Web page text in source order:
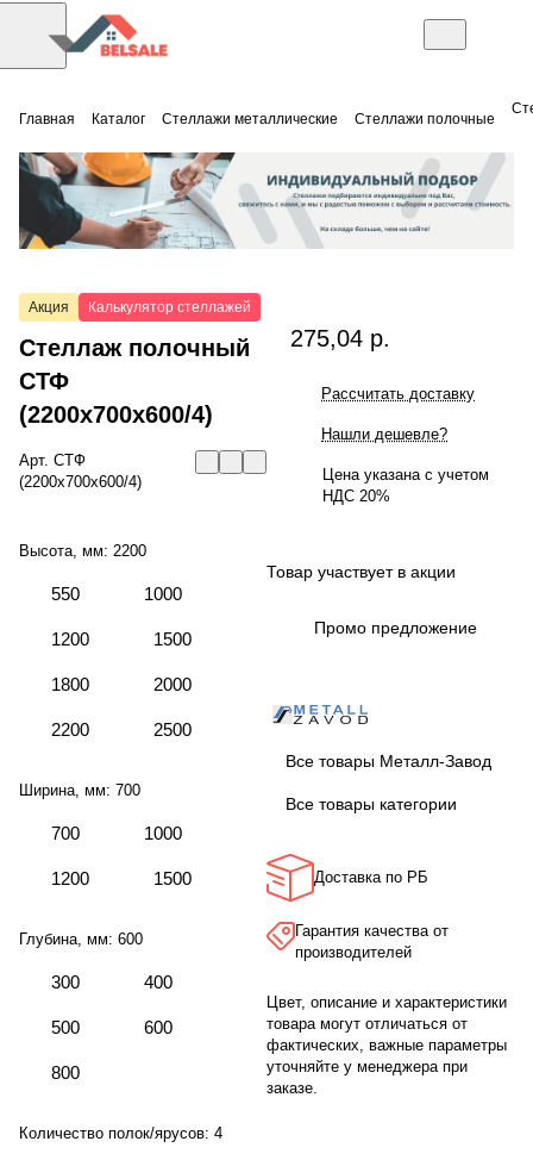
Главная Каталог Стеллажи металлические Стеллажи полочные
Акция Калькулятор стеллажей
Стеллаж полочный
СТФ
(2200x700x600/4)
Арт. СТФ
(2200x700x600/4)
Высота, мм: 2200
550 1000
1200 1500
1800 2000
2200 2500
Ширина, мм: 700
700 1000
1200 1500
Глубина, мм: 600
300 400
500 600
800
Количество полок/ярусов: 4
275,04 р.
Рассчитать доставку
Нашли дешевле?
Цена указана с учетом
НДС 20%
Товар участвует в акции
Промо предложение
Все товары Металл-Завод
Все товары категории
Доставка по РБ
Гарантия качества от
производителей
Цвет, описание и характеристики
товара могут отличаться от
фактических, важные параметры
уточняйте у менеджера при
заказе.